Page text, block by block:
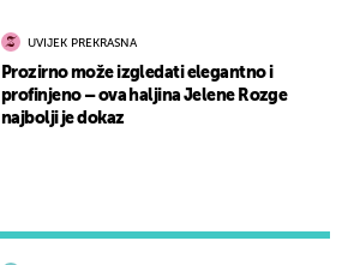
UVIJEK PREKRASNA
Prozirno može izgledati elegantno i
profinjeno – ova haljina Jelene Rozge
najbolji je dokaz